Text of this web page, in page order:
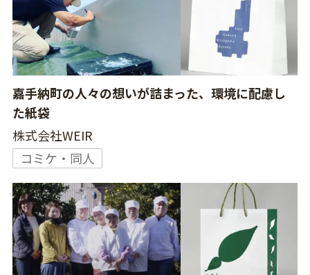
嘉手納町の人々の想いが詰まった、環境に配慮し
た紙袋
株式会社WEIR
コミケ・同人